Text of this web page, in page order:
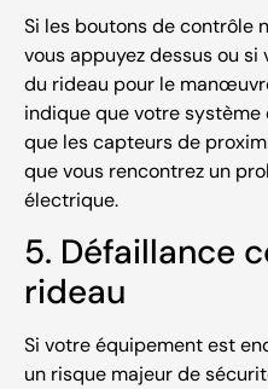
Si les boutons de contrôle
vous appuyez dessus ou
du rideau pour le
indique que votre système
que les capteurs de
que vous rencontrez un
électrique.
5. Défaillance
rideau
Si votre équipement est
un risque majeur de